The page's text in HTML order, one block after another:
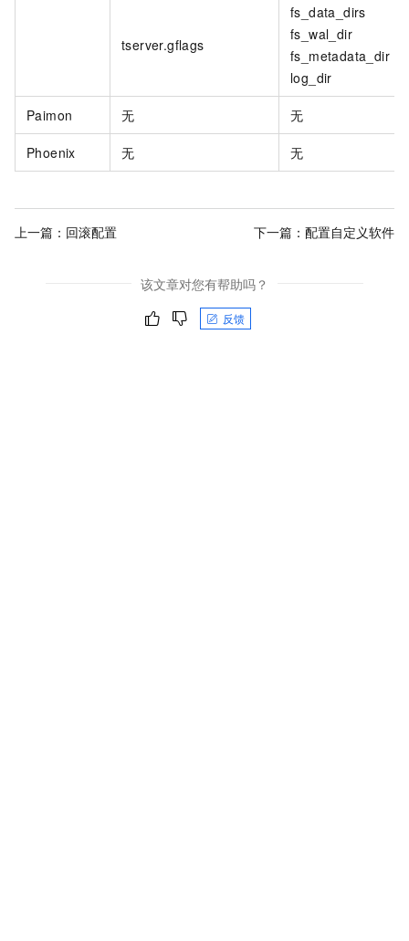
tserver.gflags
fs_data_dirs
fs_wal_dir
fs_metadata_dir
log_dir
Paimon 无 无
Phoenix 无 无
上一篇： 回滚配置 下一篇： 配置自定义软件
该文章对您有帮助吗？
反馈